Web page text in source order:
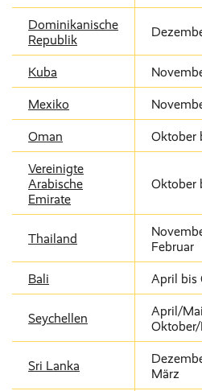
Dominikanische
Republik
Kuba
Mexiko
Oman Oktober
Vereinigte
Arabische
Emirate
Oktober
Thailand
Februar
Bali April bis
Seychellen
April/
Sri Lanka
März